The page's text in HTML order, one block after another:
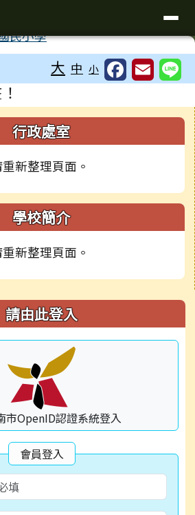
興國小全球資訊網
大 中 小
行政處室
新整理頁面。
學校簡介
新整理頁面。
請由此登入
市OpenID認證系統登入
會員登入